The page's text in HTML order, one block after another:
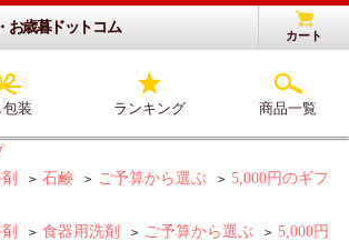
お歳暮ドットコム カート
包装 ランキング 商品一覧
> 石鹸 > ご予算から選ぶ > 5,000円のギフ
> 食器用洗剤 > ご予算から選ぶ > 5,000円